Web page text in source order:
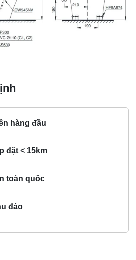
hàng đầu
đặt < 15km
toàn quốc
đáo